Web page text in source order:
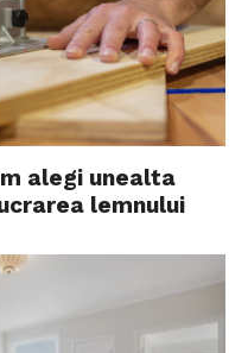
alegi unealta
lemnului